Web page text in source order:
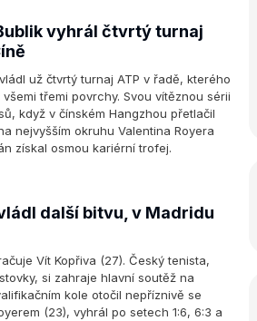
vyhrál čtvrtý turnaj
už čtvrtý turnaj ATP v řadě, kterého
třemi povrchy. Svou vítěznou sérii
když v čínském Hangzhou přetlačil
nejvyšším okruhu Valentina Royera
získal osmou kariérní trofej.
další bitvu, v Madridu
Vít Kopřiva (27). Český tenista,
si zahraje hlavní soutěž na
kole otočil nepříznivě se
(23), vyhrál po setech 1:6, 6:3 a